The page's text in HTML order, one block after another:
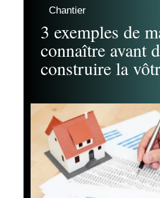
Chantier
3 exemples de
connaître avant
construire la